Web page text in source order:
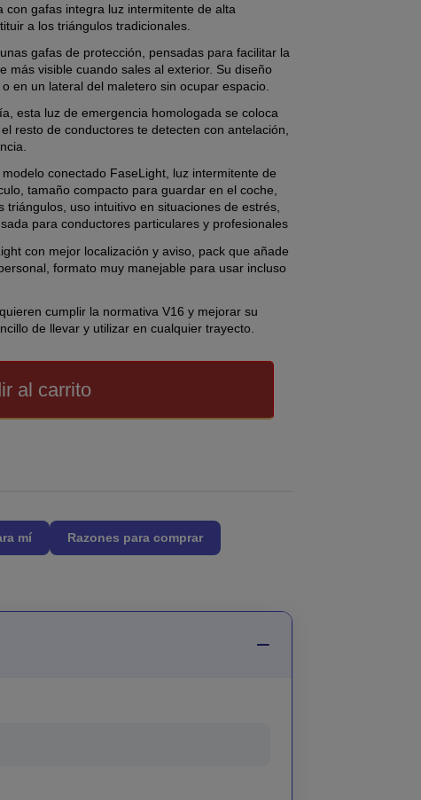
gafas integra luz intermitente de alta
a los triángulos tradicionales.
gafas de protección, pensadas para facilitar la
más visible cuando sales al exterior. Su diseño
en un lateral del maletero sin ocupar espacio.
esta luz de emergencia homologada se coloca
resto de conductores te detecten con antelación,
conectado FaseLight, luz intermitente de
tamaño compacto para guardar en el coche,
uso intuitivo en situaciones de estrés,
para conductores particulares y profesionales
con mejor localización y aviso, pack que añade
formato muy manejable para usar incluso
cumplir la normativa V16 y mejorar su
de llevar y utilizar en cualquier trayecto.
al carrito
mí Razones para comprar